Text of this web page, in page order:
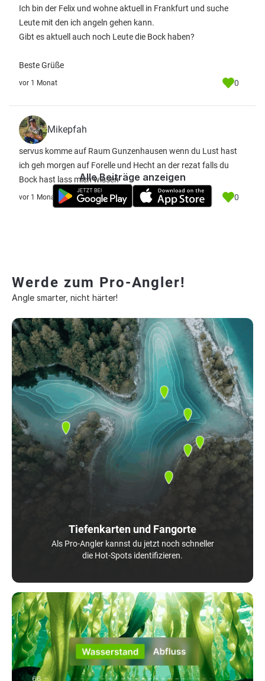
Ich bin der Felix und wohne aktuell in Frankfurt und suche
Leute mit den ich angeln gehen kann.
Gibt es aktuell auch noch Leute die Bock haben?
Beste Grüße
vor 1 Monat 0
Mikepfah
servus komme auf Raum Gunzenhausen wenn du Lust hast
ich geh morgen auf Forelle und Hecht an der rezat falls du
Bock hast lass mich wissen
vor 1 Monat 0
Alle Beiträge anzeigen
Werde zum Pro-Angler!
Angle smarter, nicht härter!
Tiefenkarten und Fangorte
Als Pro-Angler kannst du jetzt noch schneller
die Hot-Spots identifizieren.